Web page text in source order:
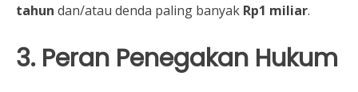
tahun dan/atau denda paling banyak Rp1 miliar.
3. Peran Penegakan Hukum